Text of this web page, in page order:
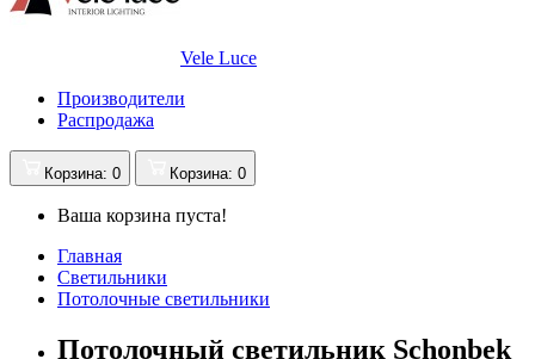
Vele Luce
Производители
Распродажа
Корзина: 0 Корзина: 0
Ваша корзина пуста!
Главная
Светильники
Потолочные светильники
Потолочный светильник Schonbek